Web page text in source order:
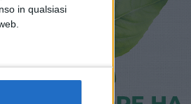
in qualsiasi